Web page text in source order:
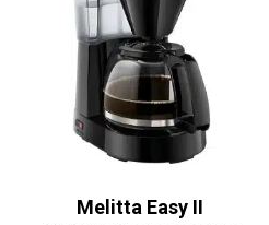
Melitta Easy II